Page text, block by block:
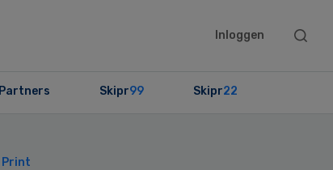
Inloggen
Search
Partners Skipr99 Skipr22
Print